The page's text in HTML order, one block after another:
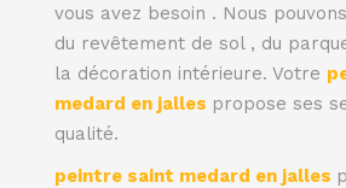
vous avez besoin . Nous
du revêtement de sol , du
la décoration intérieure. Votre
medard en jalles propose ses
qualité.
peintre saint medard en jalles